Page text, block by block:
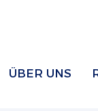
ÜBER UNS